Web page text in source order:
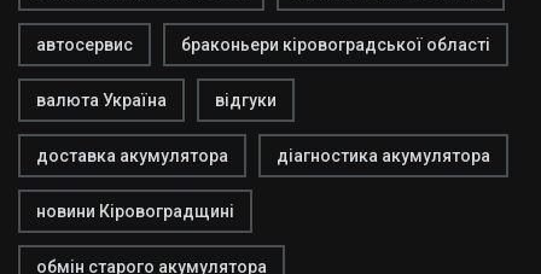
автосервис браконьери кіровоградської області
валюта Україна відгуки
доставка акумулятора діагностика акумулятора
новини Кіровоградщині
обмін старого акумулятора